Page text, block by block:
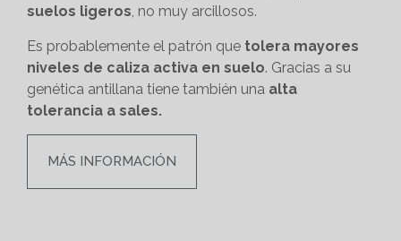
suelos ligeros, no muy arcillosos.
Es probablemente el patrón que tolera mayores
niveles de caliza activa en suelo. Gracias a su
genética antillana tiene también una alta
tolerancia a sales.
MÁS INFORMACIÓN